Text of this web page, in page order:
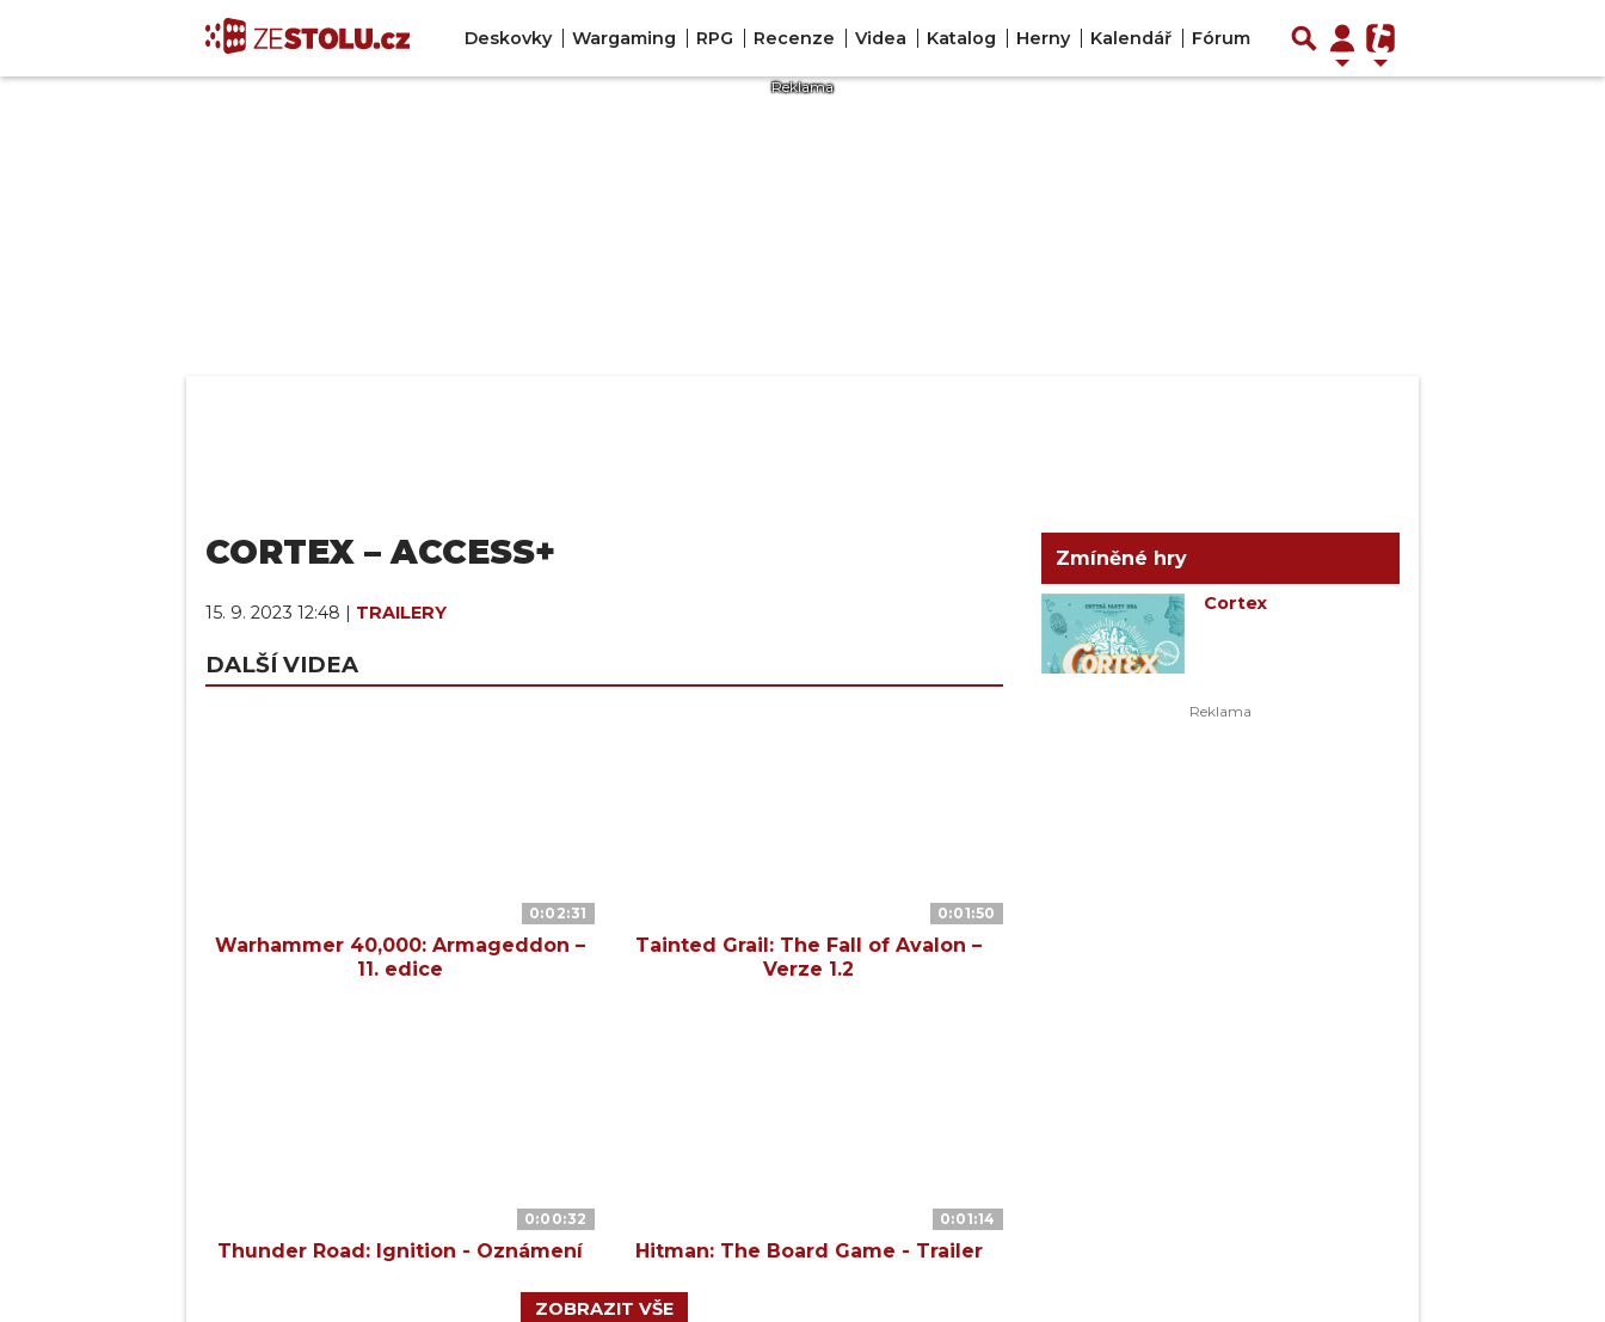
Deskovky Wargaming RPG Recenze Videa Katalog Herny Kalendář Fórum
CORTEX – ACCESS+
15. 9. 2023 12:48 | TRAILERY
DALŠÍ VIDEA
0:02:31
Warhammer 40,000: Armageddon –
11. edice
0:01:50
Tainted Grail: The Fall of Avalon –
Verze 1.2
0:00:32
Thunder Road: Ignition - Oznámení
0:01:14
Hitman: The Board Game - Trailer
ZOBRAZIT VŠE
Zmíněné hry
Cortex